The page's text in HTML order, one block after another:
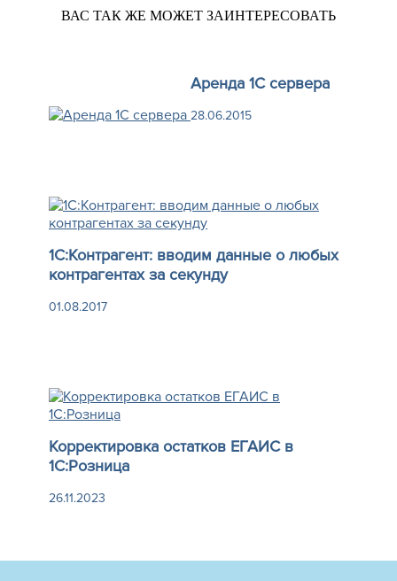
ВАС ТАК ЖЕ МОЖЕТ ЗАИНТЕРЕСОВАТЬ
Аренда 1С сервера
28.06.2015
1С:Контрагент: вводим данные о любых
контрагентах за секунду
01.08.2017
Корректировка остатков ЕГАИС в
1С:Розница
26.11.2023